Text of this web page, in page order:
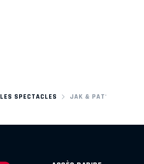
LES SPECTACLES JAK & PAT'